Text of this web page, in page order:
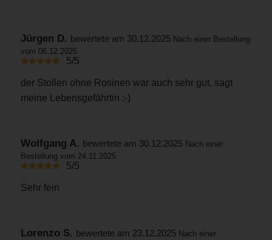
Jürgen D. bewertete am 30.12.2025 Nach einer Bestellung
vom 06.12.2025
5/5
der Stollen ohne Rosinen war auch sehr gut, sagt
meine Lebensgefährtin :-)
Wolfgang A. bewertete am 30.12.2025 Nach einer
Bestellung vom 24.11.2025
5/5
Sehr fein
Lorenzo S. bewertete am 23.12.2025 Nach einer